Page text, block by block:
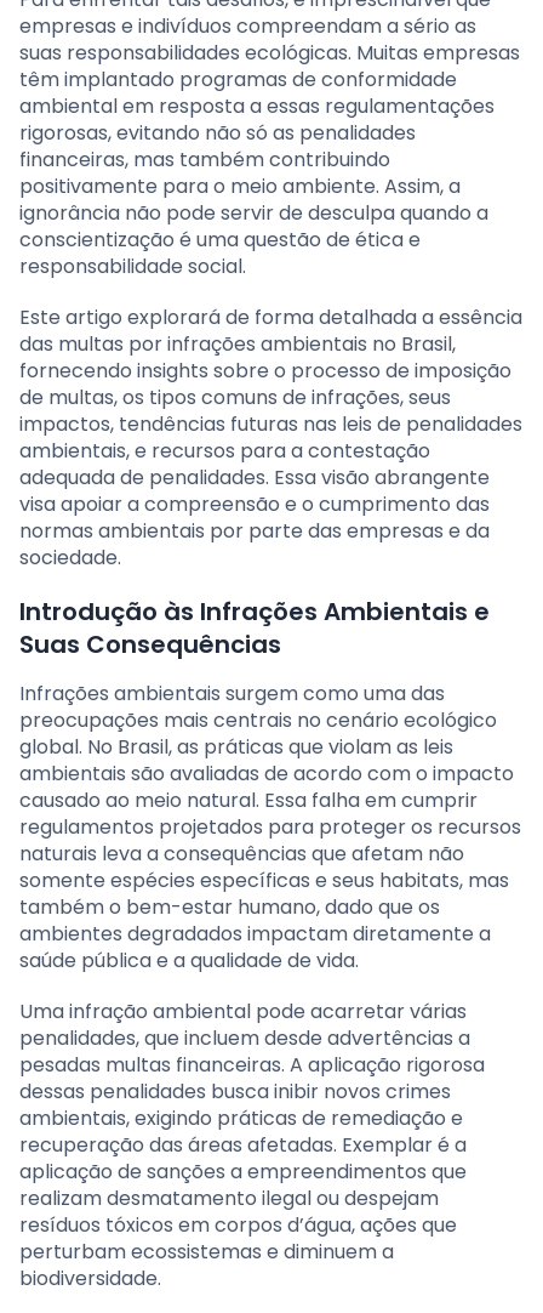
empresas e indivíduos compreendam a sério as
suas responsabilidades ecológicas. Muitas empresas
têm implantado programas de conformidade
ambiental em resposta a essas regulamentações
rigorosas, evitando não só as penalidades
financeiras, mas também contribuindo
positivamente para o meio ambiente. Assim, a
ignorância não pode servir de desculpa quando a
conscientização é uma questão de ética e
responsabilidade social.
Este artigo explorará de forma detalhada a essência
das multas por infrações ambientais no Brasil,
fornecendo insights sobre o processo de imposição
de multas, os tipos comuns de infrações, seus
impactos, tendências futuras nas leis de penalidades
ambientais, e recursos para a contestação
adequada de penalidades. Essa visão abrangente
visa apoiar a compreensão e o cumprimento das
normas ambientais por parte das empresas e da
sociedade.
Introdução às Infrações Ambientais e
Suas Consequências
Infrações ambientais surgem como uma das
preocupações mais centrais no cenário ecológico
global. No Brasil, as práticas que violam as leis
ambientais são avaliadas de acordo com o impacto
causado ao meio natural. Essa falha em cumprir
regulamentos projetados para proteger os recursos
naturais leva a consequências que afetam não
somente espécies específicas e seus habitats, mas
também o bem-estar humano, dado que os
ambientes degradados impactam diretamente a
saúde pública e a qualidade de vida.
Uma infração ambiental pode acarretar várias
penalidades, que incluem desde advertências a
pesadas multas financeiras. A aplicação rigorosa
dessas penalidades busca inibir novos crimes
ambientais, exigindo práticas de remediação e
recuperação das áreas afetadas. Exemplar é a
aplicação de sanções a empreendimentos que
realizam desmatamento ilegal ou despejam
resíduos tóxicos em corpos d’água, ações que
perturbam ecossistemas e diminuem a
biodiversidade.